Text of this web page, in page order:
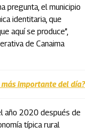
pregunta, el municipio
identitaria, que
aquí se produce”,
de Canaima
importante del día?
año 2020 después de
típica rural